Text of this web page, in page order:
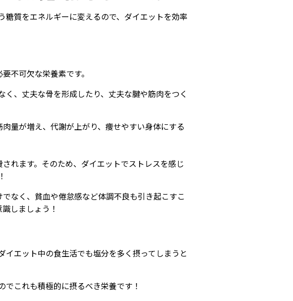
質をエネルギーに変えるので、ダイエットを効率
不可欠な栄養素です。
、丈夫な骨を形成したり、丈夫な腱や筋肉をつく
量が増え、代謝が上がり、痩せやすい身体にする
れます。そのため、ダイエットでストレスを感じ
なく、貧血や倦怠感など体調不良も引き起こすこ
しましょう！
エット中の食生活でも塩分を多く摂ってしまうと
これも積極的に摂るべき栄養です！